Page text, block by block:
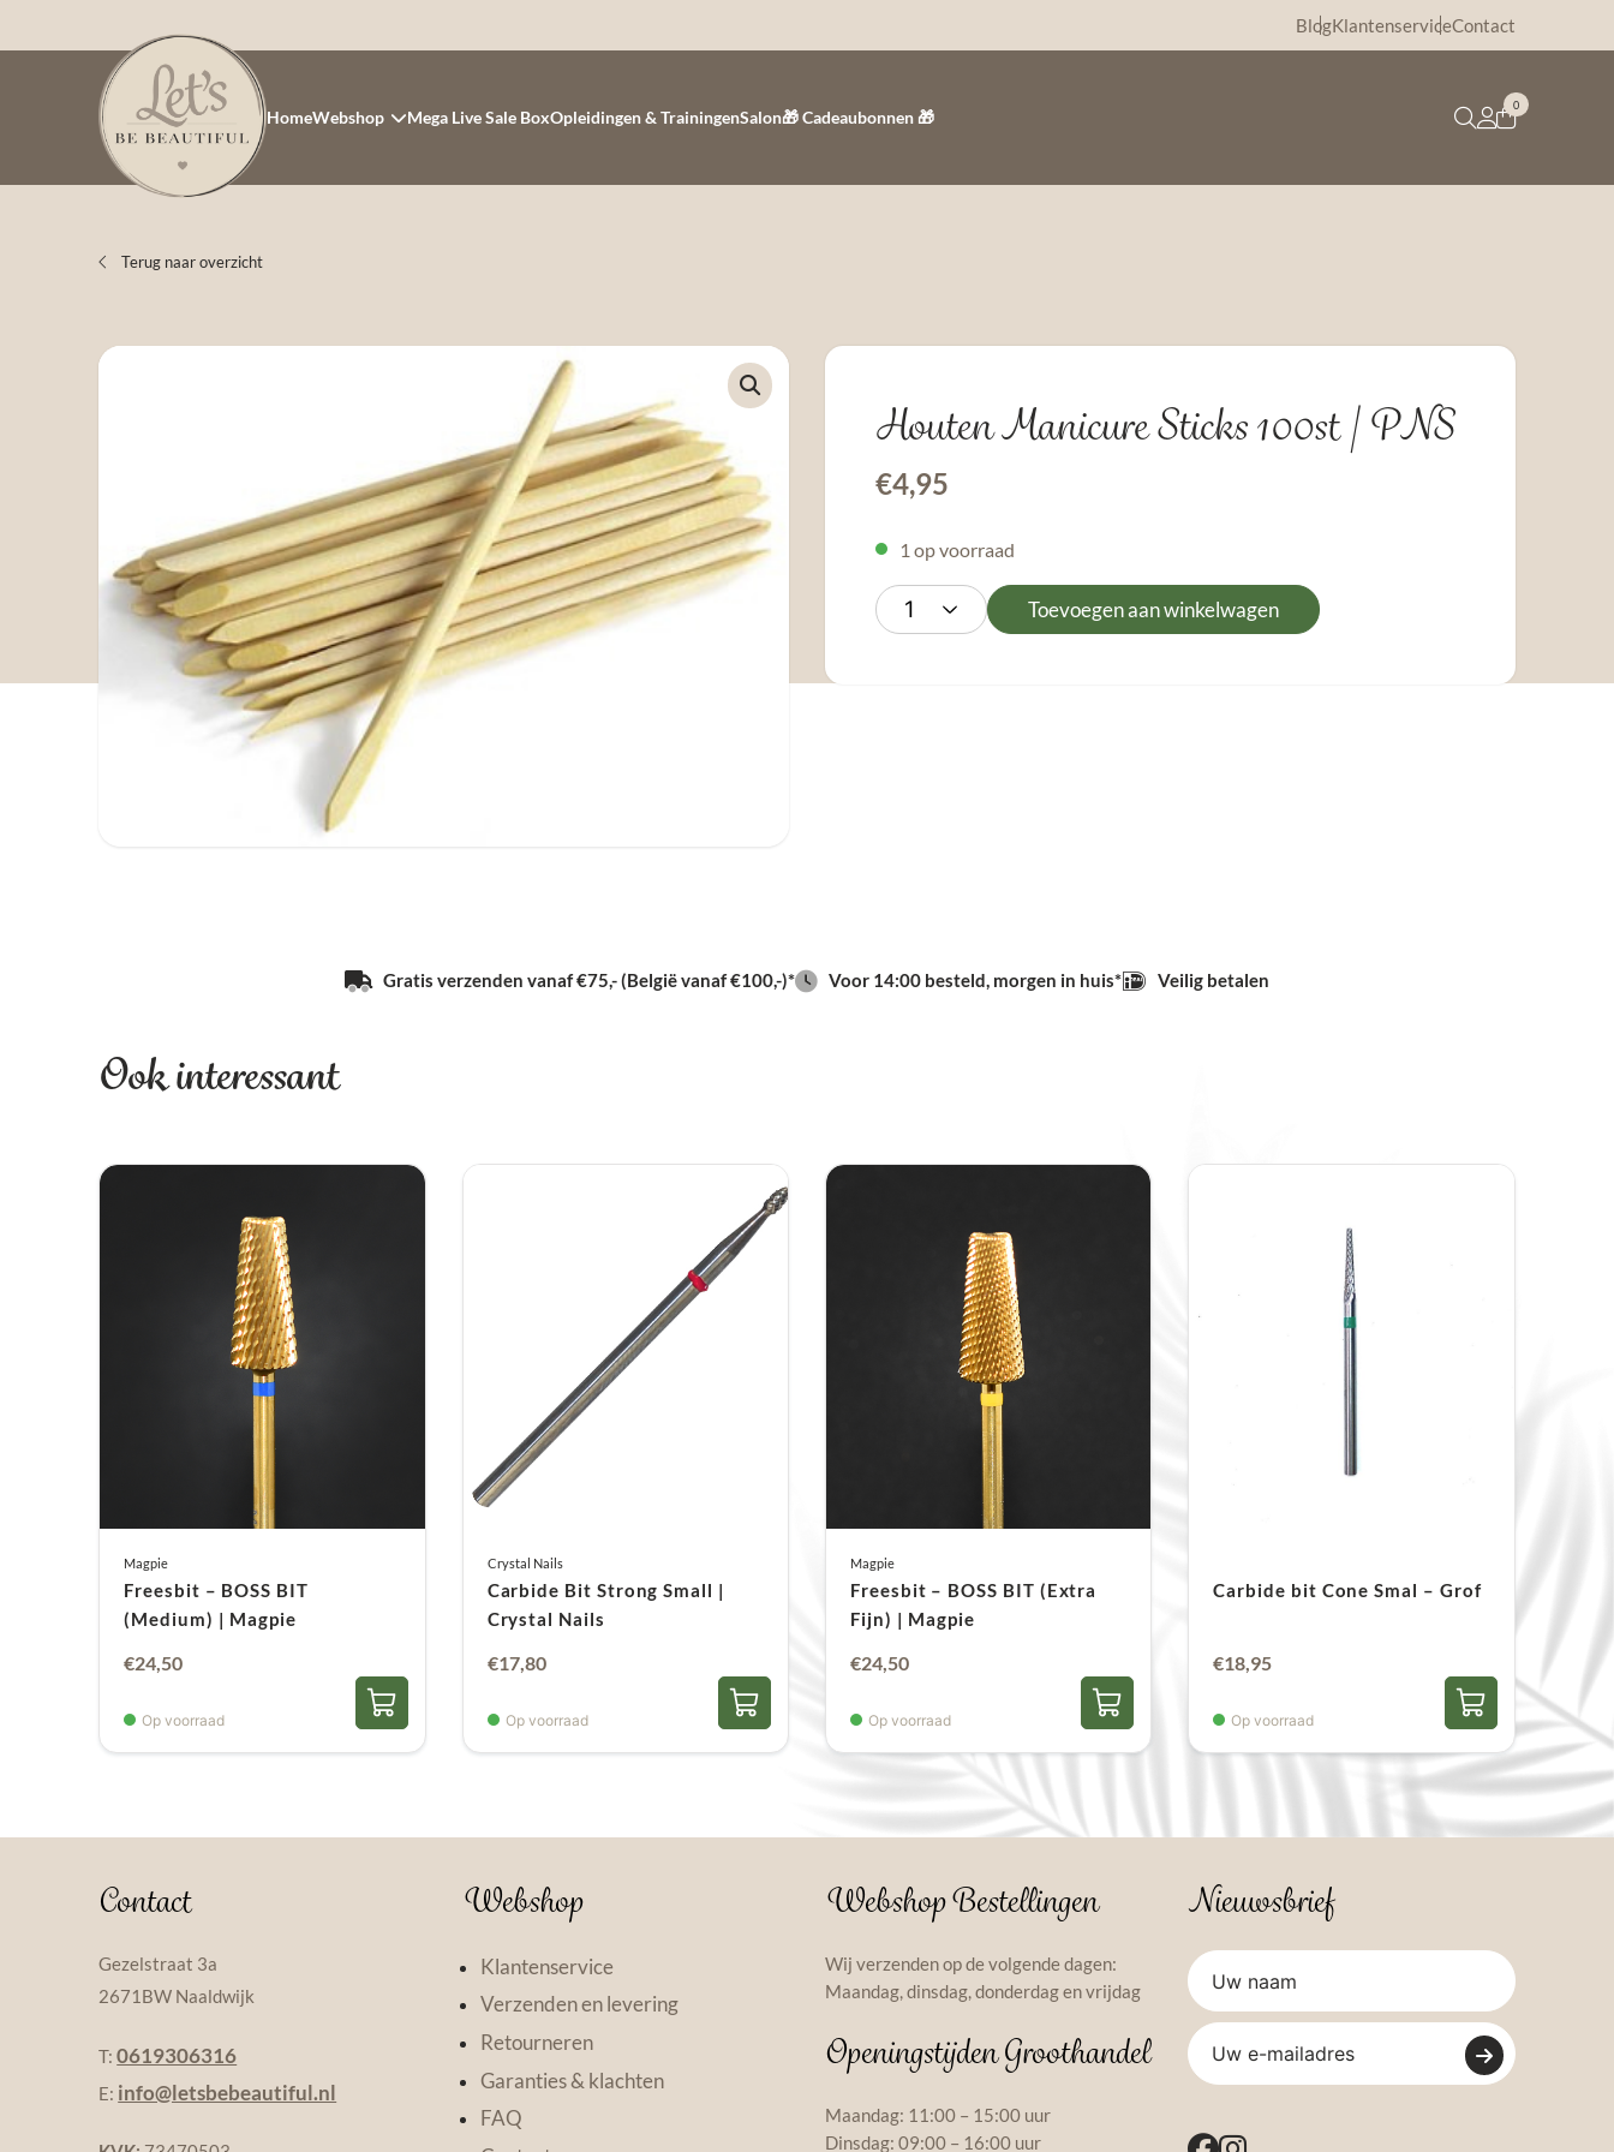
BlogKlantenserviceContact
HomeWebshop Mega Live Sale BoxOpleidingen & TrainingenSalon🎁 Cadeaubonnen 🎁
0
Terug naar overzicht
Houten Manicure Sticks 100st | PNS
€4,95
1 op voorraad
Toevoegen aan winkelwagen
Gratis verzenden vanaf €75,- (België vanaf €100,-)* Voor 14:00 besteld, morgen in huis* Veilig betalen
Ook interessant
Magpie
Freesbit – BOSS BIT
(Medium) | Magpie
€24,50
Op voorraad
Crystal Nails
Carbide Bit Strong Small |
Crystal Nails
€17,80
Op voorraad
Magpie
Freesbit – BOSS BIT (Extra
Fijn) | Magpie
€24,50
Op voorraad
Carbide bit Cone Smal – Grof
€18,95
Op voorraad
Contact
Gezelstraat 3a
2671BW Naaldwijk
T:0619306316
E: info@letsbebeautiful.nl
Webshop
Klantenservice
Verzenden en levering
Retourneren
Garanties & klachten
FAQ
Webshop Bestellingen
Wij verzenden op de volgende dagen:
Maandag, dinsdag, donderdag en vrijdag
Openingstijden Groothandel
Maandag: 11:00 – 15:00 uur
Dinsdag: 09:00 – 16:00 uur
Nieuwsbrief